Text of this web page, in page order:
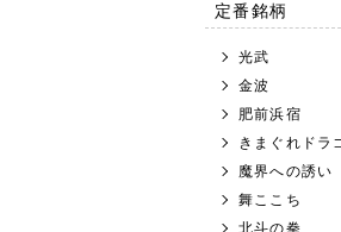
定番銘柄
光武
金波
肥前浜宿
きまぐれドラ
魔界への誘い
舞ここち
北斗の拳